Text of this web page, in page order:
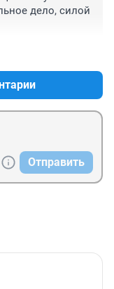
дело, силой
Отправить